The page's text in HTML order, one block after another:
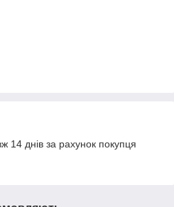
14 днів за рахунок покупця